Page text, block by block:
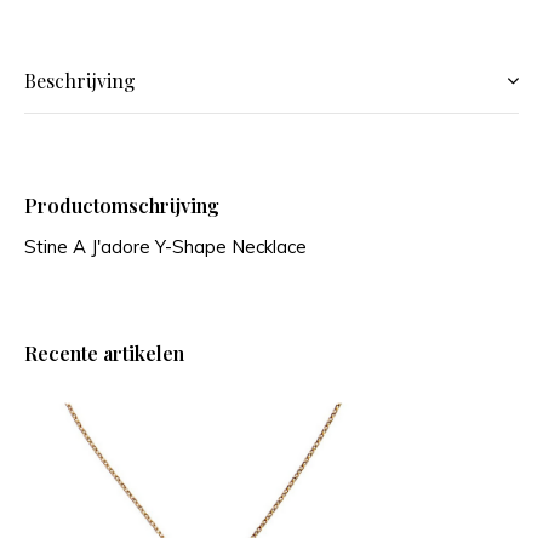
Beschrijving
Productomschrijving
Stine A J'adore Y-Shape Necklace
Recente artikelen